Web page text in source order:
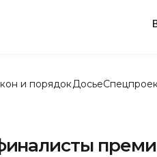
и порядок Досье